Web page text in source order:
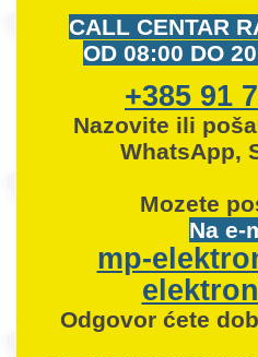
CALL CENTAR
OD 08:00 DO
+385 91
Nazovite ili
WhatsApp,
Mozete
Na e-
mp-
Odgovor ćete